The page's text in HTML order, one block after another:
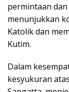
permintaan
menunjukkan
Katolik dan
Kutim.
Dalam
kesyukuran